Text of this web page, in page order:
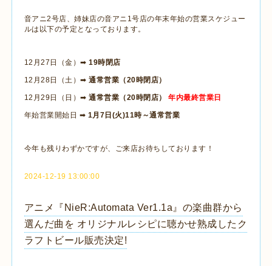
音アニ2号店、姉妹店の音アニ1号店の年末年始の営業スケジュー
ルは以下の予定となっております。
12月27日（金）➡19時閉店
12月28日（土）➡通常営業（20時閉店）
12月29日（日）➡通常営業（20時閉店） 年内最終営業日
年始営業開始日 ➡ 1月7日(火)11時～通常営業
今年も残りわずかですが、ご来店お待ちしております！
2024-12-19 13:00:00
アニメ『NieR:Automata Ver1.1a』の楽曲群から
選んだ曲を オリジナルレシピに聴かせ熟成したク
ラフトビール販売決定!